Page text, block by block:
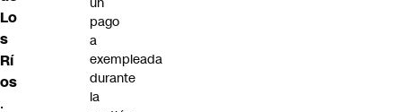
Lo
s
Rí
os
.
pago
a
exempleada
durante
la